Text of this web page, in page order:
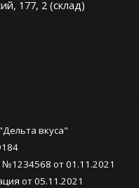
177, 2 (склад)
вкуса"
№1234568 от 01.11.2021
от 05.11.2021